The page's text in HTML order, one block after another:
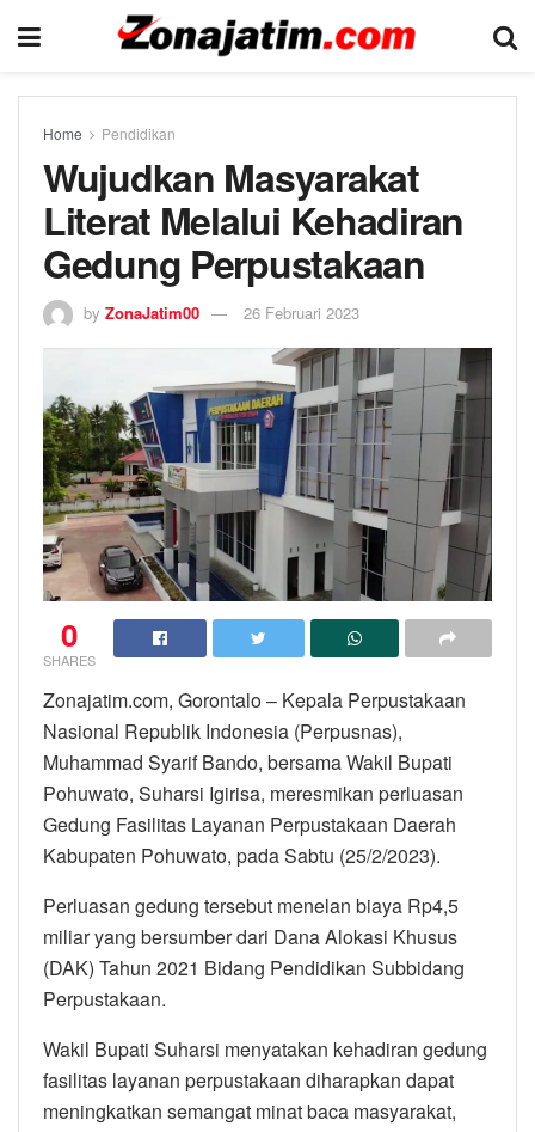
Home Pendidikan
Wujudkan Masyarakat
Literat Melalui Kehadiran
Gedung Perpustakaan
by ZonaJatim00 26 Februari 2023
0
SHARES
Zonajatim.com, Gorontalo – Kepala Perpustakaan
Nasional Republik Indonesia (Perpusnas),
Muhammad Syarif Bando, bersama Wakil Bupati
Pohuwato, Suharsi Igirisa, meresmikan perluasan
Gedung Fasilitas Layanan Perpustakaan Daerah
Kabupaten Pohuwato, pada Sabtu (25/2/2023).
Perluasan gedung tersebut menelan biaya Rp4,5
miliar yang bersumber dari Dana Alokasi Khusus
(DAK) Tahun 2021 Bidang Pendidikan Subbidang
Perpustakaan.
Wakil Bupati Suharsi menyatakan kehadiran gedung
fasilitas layanan perpustakaan diharapkan dapat
meningkatkan semangat minat baca masyarakat,